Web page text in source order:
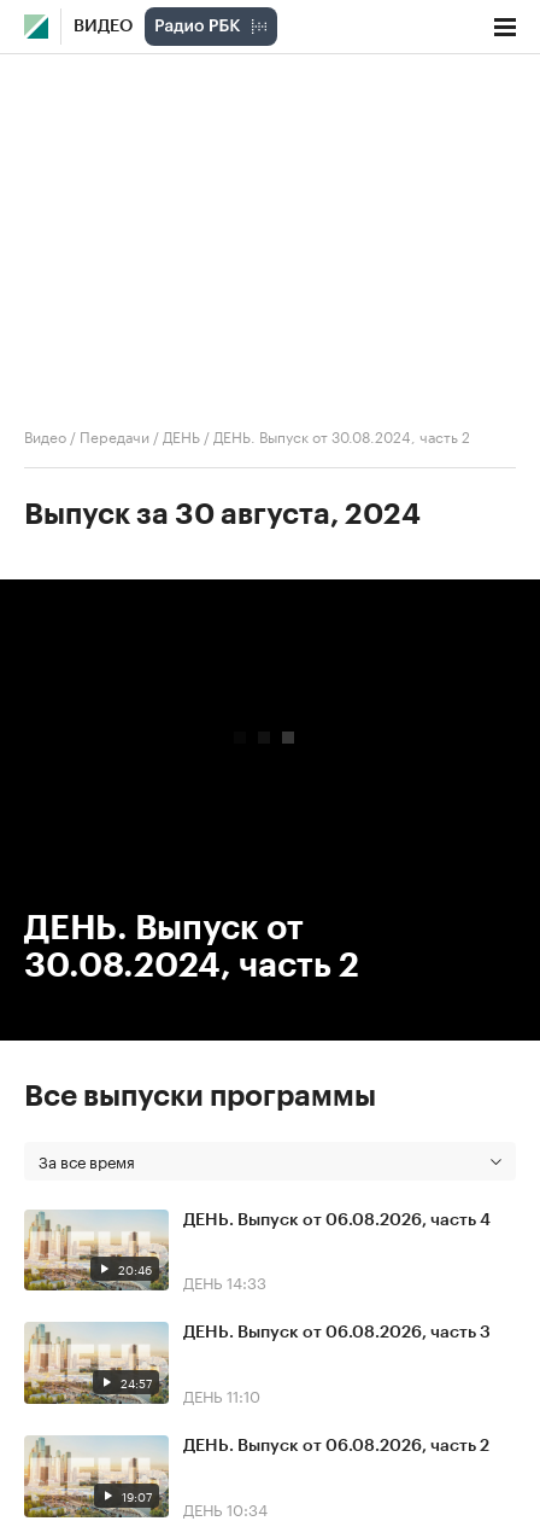
ВИДЕО
Видео / Передачи / ДЕНЬ / ДЕНЬ. Выпуск от 30.08.2024, часть 2
Выпуск за 30 августа, 2024
ДЕНЬ. Выпуск от
30.08.2024, часть 2
Все выпуски программы
За все время
20:46
ДЕНЬ. Выпуск от 06.08.2026, часть 4
ДЕНЬ 14:33
24:57
ДЕНЬ. Выпуск от 06.08.2026, часть 3
ДЕНЬ 11:10
19:07
ДЕНЬ. Выпуск от 06.08.2026, часть 2
ДЕНЬ 10:34